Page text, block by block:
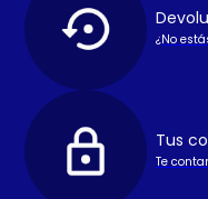
¿No
Tus
Te